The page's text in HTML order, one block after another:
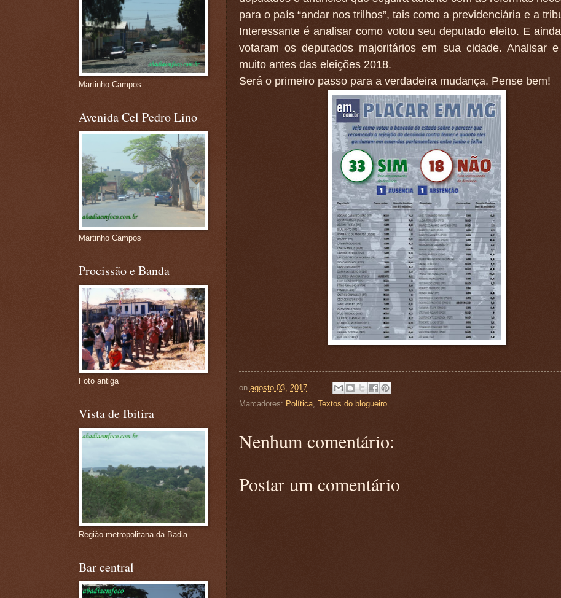
para o país “andar nos trilhos”, tais como a previdenciária e a
Interessante é analisar como votou seu deputado eleito. E
votaram os deputados majoritários em sua cidade. Analisar
muito antes das eleições 2018.
Será o primeiro passo para a verdadeira mudança. Pense bem!
on agosto 03, 2017
Marcadores: Política, Textos do blogueiro
Nenhum comentário:
Postar um comentário
Martinho Campos
Avenida Cel Pedro Lino
Martinho Campos
Procissão e Banda
Foto antiga
Vista de Ibitira
Região metropolitana da Badia
Bar central